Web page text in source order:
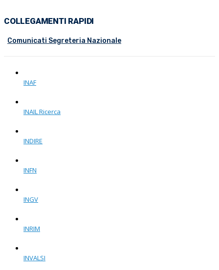
COLLEGAMENTI RAPIDI
Comunicati Segreteria Nazionale
INAF
INAIL Ricerca
INDIRE
INFN
INGV
INRIM
INVALSI